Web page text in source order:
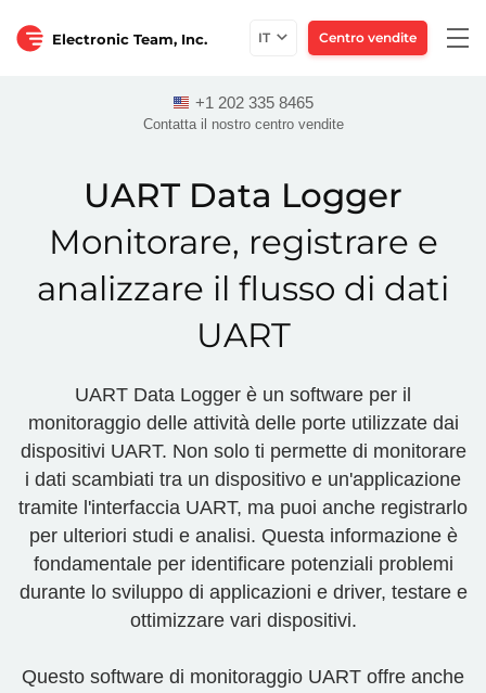
Electronic Team, Inc. IT Centro vendite
+1 202 335 8465
Contatta il nostro centro vendite
UART Data Logger
Monitorare, registrare e
analizzare il flusso di dati
UART
UART Data Logger è un software per il
monitoraggio delle attività delle porte utilizzate dai
dispositivi UART. Non solo ti permette di monitorare
i dati scambiati tra un dispositivo e un'applicazione
tramite l'interfaccia UART, ma puoi anche registrarlo
per ulteriori studi e analisi. Questa informazione è
fondamentale per identificare potenziali problemi
durante lo sviluppo di applicazioni e driver, testare e
ottimizzare vari dispositivi.
Questo software di monitoraggio UART offre anche